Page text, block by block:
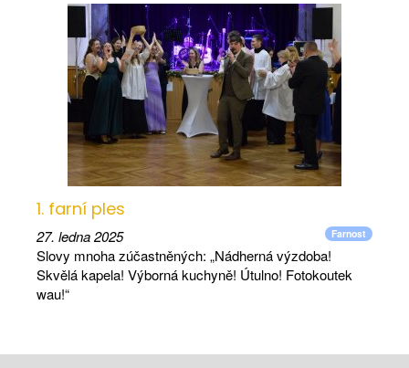
1. farní ples
27. ledna 2025 Farnost
Slovy mnoha zúčastněných: „Nádherná výzdoba!
Skvělá kapela! Výborná kuchyně! Útulno! Fotokoutek
wau!“